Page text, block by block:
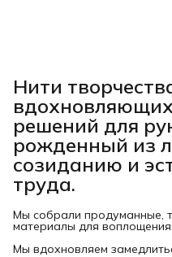
Нити
решений для
рожденный из
созиданию и
труда.
Мы собрали продуманные,
материалы для
Мы вдохновляем